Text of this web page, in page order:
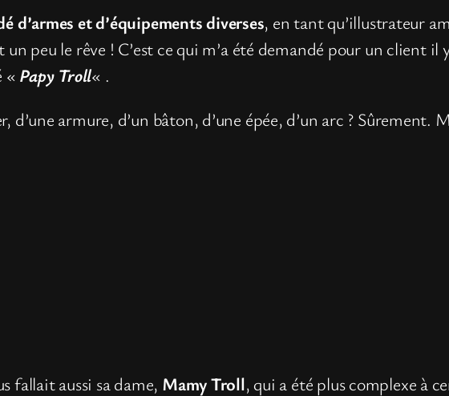
d’armes et d’équipements diverses, en tant qu’illustrateur
peu le rêve ! C’est ce qui m’a été demandé pour un client il
« Papy Troll« .
armure, d’un bâton, d’une épée, d’un arc ? Sûrement.
fallait aussi sa dame, Mamy Troll, qui a été plus complexe à